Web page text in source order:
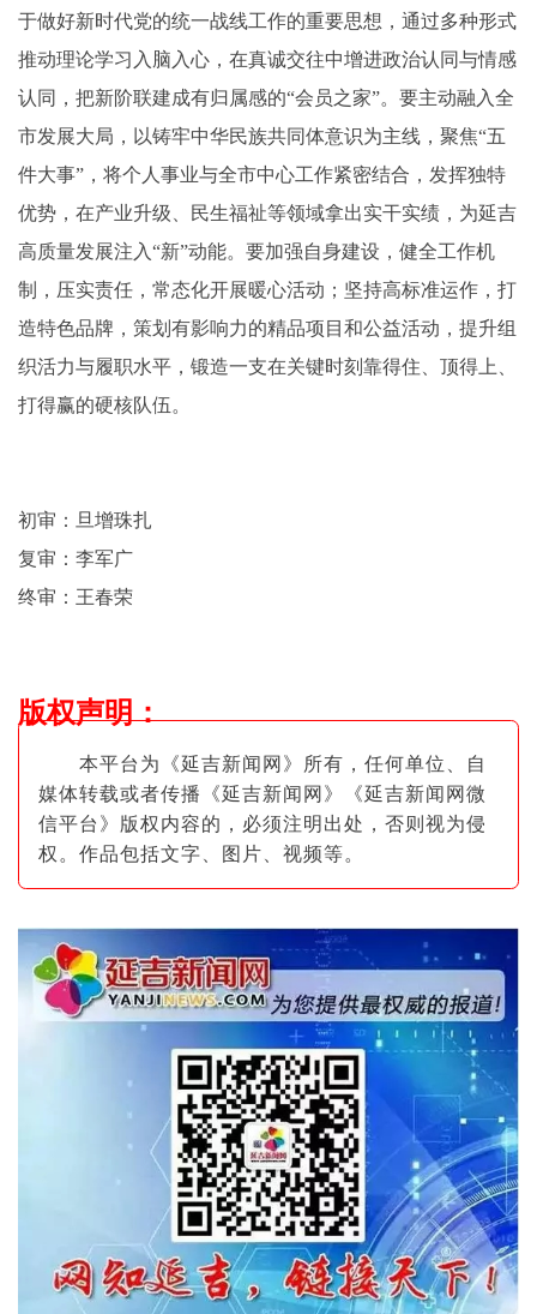
于做好新时代党的统一战线工作的重要思想，通过多种形式
推动理论学习入脑入心，在真诚交往中增进政治认同与情感
认同，把新阶联建成有归属感的“会员之家”。要主动融入全
市发展大局，以铸牢中华民族共同体意识为主线，聚焦“五
件大事”，将个人事业与全市中心工作紧密结合，发挥独特
优势，在产业升级、民生福祉等领域拿出实干实绩，为延吉
高质量发展注入“新”动能。要加强自身建设，健全工作机
制，压实责任，常态化开展暖心活动；坚持高标准运作，打
造特色品牌，策划有影响力的精品项目和公益活动，提升组
织活力与履职水平，锻造一支在关键时刻靠得住、顶得上、
打得赢的硬核队伍。
初审：旦增珠扎
复审：李军广
终审：王春荣
版权声明：
本平台为《延吉新闻网》所有，任何单位、自
媒体转载或者传播《延吉新闻网》《延吉新闻网微
信平台》版权内容的，必须注明出处，否则视为侵
权。作品包括文字、图片 、视频等。